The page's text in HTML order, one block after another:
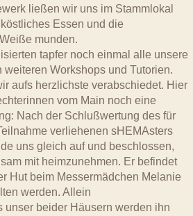
ließen wir uns im Stammlokal
Essen und die
munden.
tapfer noch einmal alle unsere
weiteren Workshops und Tutorien.
aufs herzlichste verabschiedet. Hier
vom Main noch eine
Nach der Schlußwertung des für
verliehenen sHEMAsters
uns gleich auf und beschlossen,
mit heimzunehmen. Er befindet
Hut beim Messermädchen Melanie
werden. Allein
unser beider Häusern werden ihn